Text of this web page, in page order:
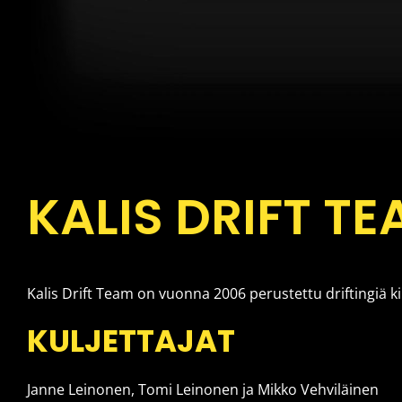
KALIS DRIFT
Kalis Drift Team on vuonna 2006 perustettu driftingiä
KULJETTAJAT
Janne Leinonen, Tomi Leinonen ja Mikko Vehviläinen